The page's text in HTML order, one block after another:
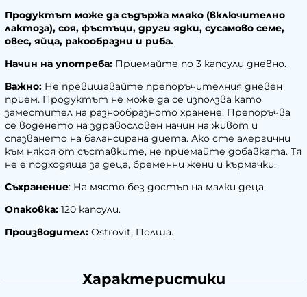
Продуктът може да съдържа мляко (включително
лактоза), соя, фъстъци, други ядки, сусамово семе,
овес, яйца, ракообразни и риба.
Начин на употреба: Приемайте по 3 капсули дневно.
Важно: Не превишавайте препоръчителния дневен
прием. Продуктът не може да се използва като
заместител на разнообразното хранене. Препоръчва
се воденето на здравословен начин на живот и
спазването на балансирана диета. Ако сте алергични
към някоя от съставките, не приемайте добавката. Тя
не е подходяща за деца, бременни жени и кърмачки.
Съхранение: На място без достъп на малки деца.
Опаковка: 120 капсули.
Производител: Ostrovit, Полша.
Характеристики